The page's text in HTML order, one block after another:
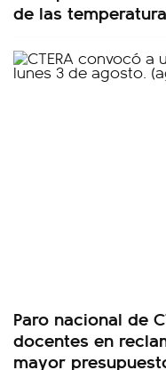
de las
Paro nacional de
docentes en
mayor